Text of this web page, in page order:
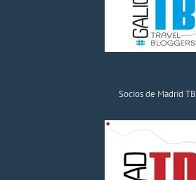
Socios de Madrid TB